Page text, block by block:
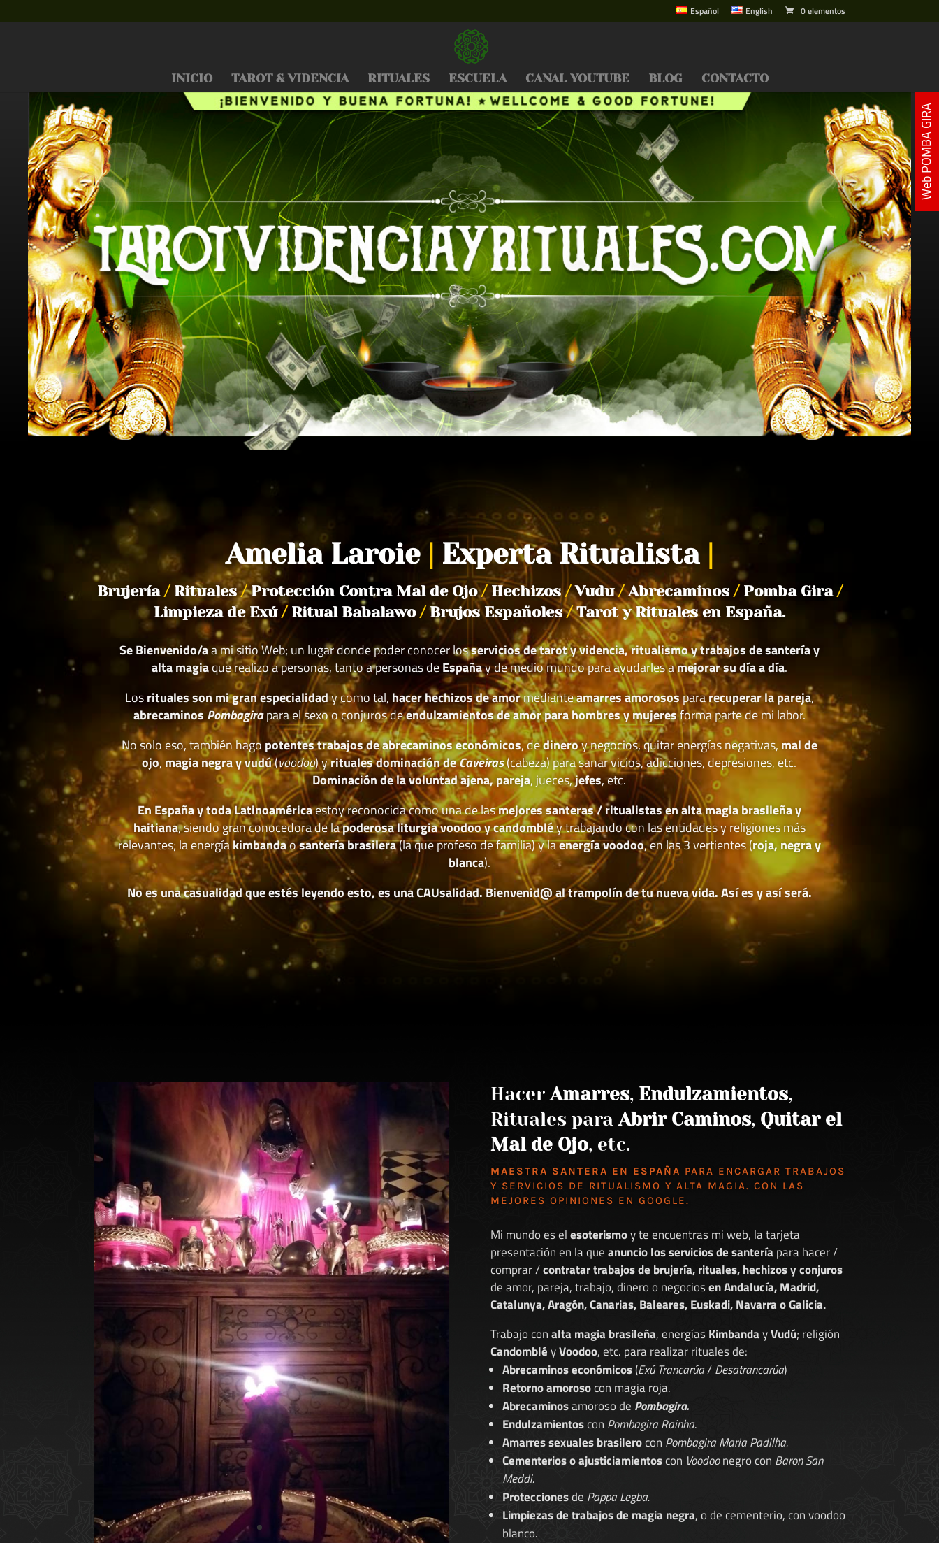
Español English 0 elementos
INICIO TAROT & VIDENCIA RITUALES ESCUELA CANAL YOUTUBE BLOG CONTACTO
Amelia Laroie Experta Ritualista
Brujería /Rituales/Protección Contra Mal de Ojo/Hechizos/Vudu/Abrecaminos /Pomba Gira /
Limpieza de Exú /Ritual Babalawo /Brujos Españoles/Tarot y Rituales en España.
Se Bienvenido/aa mi sitio Web; un lugar donde poder conocer losservicios de tarot y videncia, ritualismo y trabajos de santería y
alta magiaque realizo a personas, tanto a personas deEspañay de medio mundo para ayudarles amejorar su día a día.
Losrituales son mi gran especialidady como tal, hacer hechizos de amormedianteamarres amorosospararecuperar la pareja,
abrecaminos Pombagirapara el sexo o conjuros deendulzamientos de amor para hombres y mujeresforma parte de mi labor.
No solo eso, también hago potentes trabajos de abrecaminos económicos, dedineroy negocios, quitar energías negativas, mal de
ojo, magia negra y vudú(voodoo) yrituales dominación deCaveiras(cabeza) para sanar vicios, adicciones, depresiones, etc.
Dominación de la voluntad ajena, pareja, jueces,jefes, etc.
En España y toda Latinoaméricaestoy reconocida como una de lasmejores santeras / ritualistas en alta magia brasileña y
haitiana, siendo gran conocedora de lapoderosa liturgia voodoo y candombléy trabajando con las entidades y religiones más
relevantes; la energíakimbandaosantería brasilera(la que profeso de familia) y laenergía voodoo, en las 3 vertientes (roja, negra y
blanca).
No es una casualidad que estés leyendo esto, es una CAUsalidad. Bienvenid@ al trampolín de tu nueva vida. Así es y así será.
HacerAmarres, Endulzamientos,
Rituales paraAbrir Caminos, Quitar el
Mal de Ojo, etc.
MAESTRA SANTERA EN ESPAÑA PARA ENCARGAR TRABAJOS
Y SERVICIOS DE RITUALISMO Y ALTA MAGIA. CON LAS
MEJORES OPINIONES EN GOOGLE.
Mi mundo es elesoterismoy te encuentras mi web, la tarjeta
presentación en la queanuncio los servicios de santería para hacer /
comprar /contratar trabajos de brujería, rituales, hechizos y conjuros
de amor, pareja, trabajo, dinero o negociosen Andalucía, Madrid,
Catalunya, Aragón, Canarias, Baleares, Euskadi, Navarra o Galicia.
Trabajo conalta magia brasileña, energíasKimbandayVudú; religión
CandombléyVoodoo, etc. para realizar rituales de:
Abrecaminos económicos(Exú Trancarúa/Desatrancarúa)
Retorno amorosocon magia roja.
Abrecaminosamoroso de Pombagira.
Endulzamientoscon Pombagira Rainha.
Amarres sexuales brasilerocon Pombagira Maria Padilha.
Cementerios o ajusticiamientoscon Voodoonegro con Baron San
Meddi.
Proteccionesde Pappa Legba.
Limpiezas de trabajos de magia negra, o de cementerio, con voodoo
blanco.
Web POMBA GIRA